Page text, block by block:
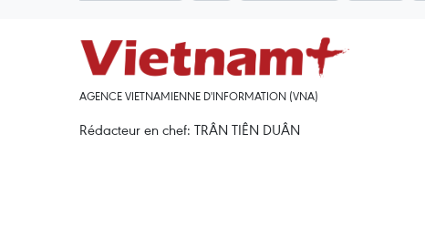
AGENCE VIETNAMIENNE D'INFORMATION (VNA)
Rédacteur en chef: TRÂN TIÊN DUÂN